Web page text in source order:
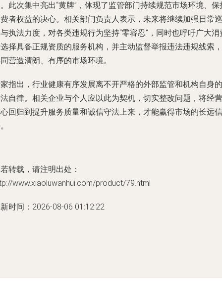
此次集中亮出“黄牌”，体现了监管部门持续规范市场环境、保
者权益的决心。相关部门负责人表示，未来将继续加强日常巡
执法力度，对各类违规行为坚持“零容忍”，同时也呼吁广大消
择具备正规资质的服务机构，并主动监督举报违法违规线索，
营造清朗、有序的市场环境。
指出，行业健康有序发展离不开严格的外部监管和机构自身的
自律。相关企业与个人应以此为契机，切实整改问题，将经营
回归到提升服务质量和诚信守法上来，才能赢得市场的长远信
转载，请注明出处：
www.xiaoluwanhui.com/product/79.html
时间：2026-08-06 01:12:22